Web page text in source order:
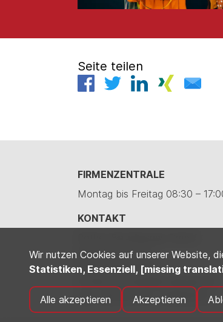
Seite teilen
FIRMENZENTRALE
Montag bis Freitag 08:30 –
KONTAKT
Daimlerstraße 71
74545 Michelfeld
Tel.:+49 (0) 791 – 946009-0
Wir nutzen Cookies auf unserer Website,
Statistiken, Essenziell, [missing
Alle akzeptieren Akzeptieren